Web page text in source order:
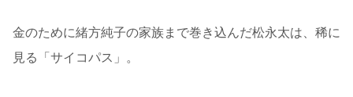
金のために緒方純子の家族まで巻き込んだ松永太は、稀に
見る「サイコパス」。